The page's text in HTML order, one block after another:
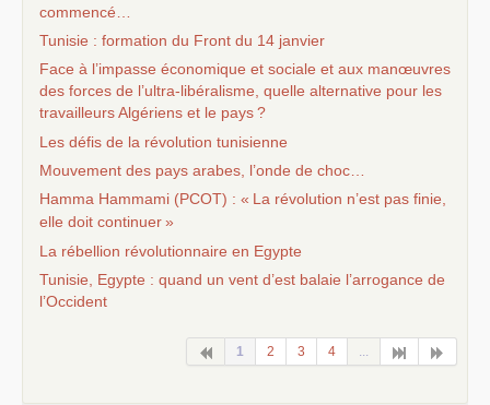
commencé…
Tunisie : formation du Front du 14 janvier
Face à l’impasse économique et sociale et aux manœuvres
des forces de l’ultra-libéralisme, quelle alternative pour les
travailleurs Algériens et le pays?
Les défis de la révolution tunisienne
Mouvement des pays arabes, l’onde de choc…
Hamma Hammami (PCOT) : « La révolution n’est pas finie,
elle doit continuer»
La rébellion révolutionnaire en Egypte
Tunisie, Egypte : quand un vent d’est balaie l’arrogance de
l’Occident
1 2 3 4